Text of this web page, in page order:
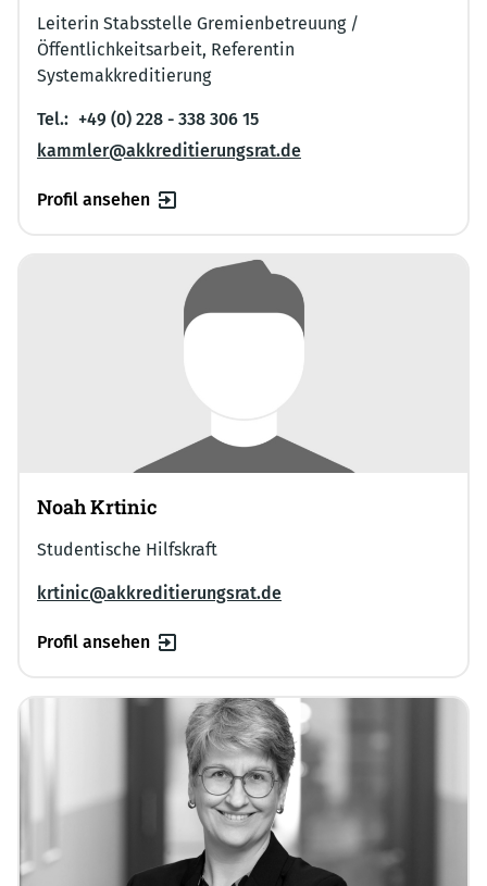
Leiterin Stabsstelle Gremienbetreuung /
Öffentlichkeitsarbeit, Referentin
Systemakkreditierung
Tel.: +49 (0) 228 - 338 306 15
kammler@akkreditierungsrat.de
Profil ansehen
Noah Krtinic
Studentische Hilfskraft
krtinic@akkreditierungsrat.de
Profil ansehen